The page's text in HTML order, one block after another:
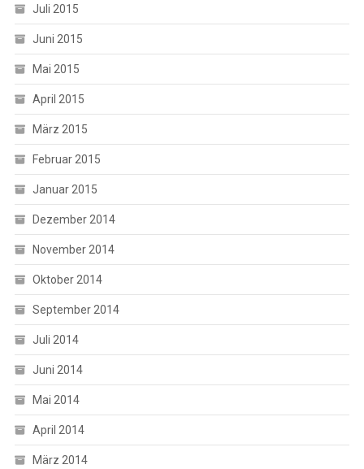
Juli 2015
Juni 2015
Mai 2015
April 2015
März 2015
Februar 2015
Januar 2015
Dezember 2014
November 2014
Oktober 2014
September 2014
Juli 2014
Juni 2014
Mai 2014
April 2014
März 2014